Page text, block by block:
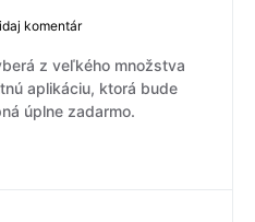
komentár
z veľkého množstva
aplikáciu, ktorá bude
úplne zadarmo.